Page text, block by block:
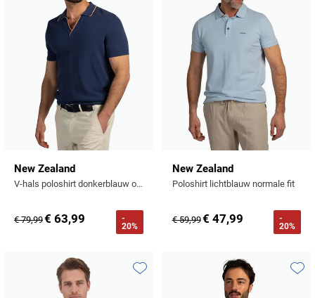
New Zealand
V-hals poloshirt donkerblauw oranje rand boord
€ 79,99€ 63,99
-
20%
New Zealand
Poloshirt lichtblauw normale fit
€ 59,99€ 47,99
-
20%
Toevoegen aan favorieten